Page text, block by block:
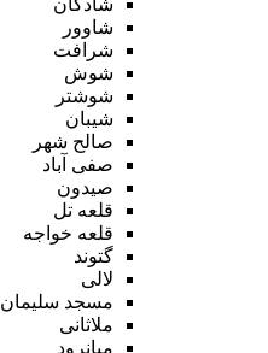
شاوور
شرافت
شوش
شوشتر
شیبان
صالح شهر
صفی آباد
صیدون
قلعه تل
قلعه خواجه
گتوند
لالی
مسجد سلیمان
ملاثانی
میانرود